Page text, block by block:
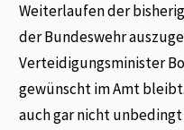
Weiterlaufen der
der Bundeswehr
Verteidigungsminister
gewünscht im Amt
auch gar nicht